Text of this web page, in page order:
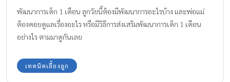
พัฒนาการเด็ก 1 เดือน ลูกวัยนี้ต้องมีพัฒนาการอะไรบ้าง และพ่อแม่
ต้องคอยดูแลเรื่องอะไร หรือมีวิธีการส่งเสริมพัฒนาการเด็ก 1 เดือน
อย่างไร ตามมาดูกันเลย
เทคนิคเลี้ยงลูก